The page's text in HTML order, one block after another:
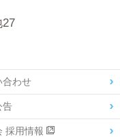
27
合わせ
告
採用情報